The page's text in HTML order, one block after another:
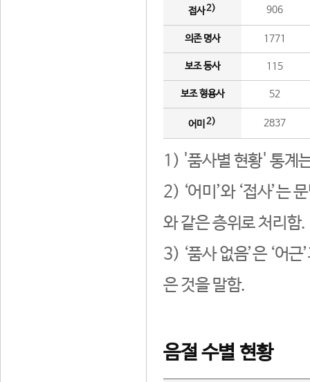
접사2) 906
의존 명사 1771
보조 동사 115
보조 형용사 52
어미 2) 2837
1) '품사별 현황' 통계
2) ‘어미’와 ‘접사’는
와 같은 층위로 처리함.
3) ‘품사 없음’은 ‘어
은 것을 말함.
음절 수별 현황